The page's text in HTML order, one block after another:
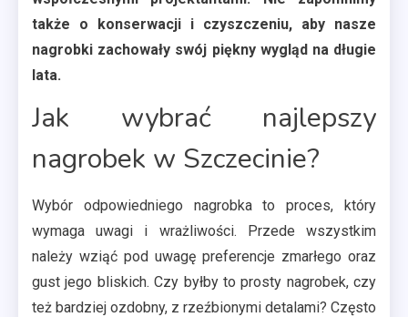
także o konserwacji i czyszczeniu, aby nasze
nagrobki zachowały swój piękny wygląd na długie
lata.
Jak wybrać najlepszy
nagrobek w Szczecinie?
Wybór odpowiedniego nagrobka to proces, który
wymaga uwagi i wrażliwości. Przede wszystkim
należy wziąć pod uwagę preferencje zmarłego oraz
gust jego bliskich. Czy byłby to prosty nagrobek, czy
też bardziej ozdobny, z rzeźbionymi detalami? Często